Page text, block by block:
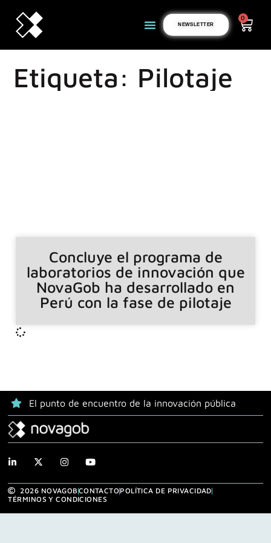
NEWSLETTER
0
Etiqueta: Pilotaje
Concluye el programa de
laboratorios de innovación que
NovaGob ha desarrollado en
Perú con la fase de pilotaje
El punto de encuentro de la innovación pública
2026 NOVAGOBCONTACTOPOLÍTICA DE PRIVACIDAD
TÉRMINOS Y CONDICIONES